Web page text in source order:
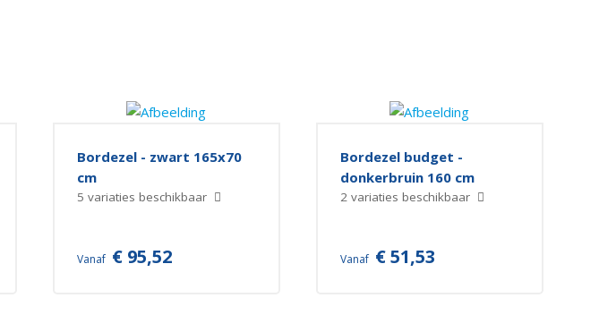
Bordezel - zwart 165x70
cm
5 variaties beschikbaar
Vanaf € 95,52
Bordezel budget -
donkerbruin 160 cm
2 variaties beschikbaar
Vanaf € 51,53